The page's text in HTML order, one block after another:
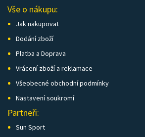
Vše o nákupu:
Jak nakupovat
Dodání zboží
Platba a Doprava
Vrácení zboží a reklamace
Všeobecné obchodní podmínky
Nastavení soukromí
Partneři:
Sun Sport